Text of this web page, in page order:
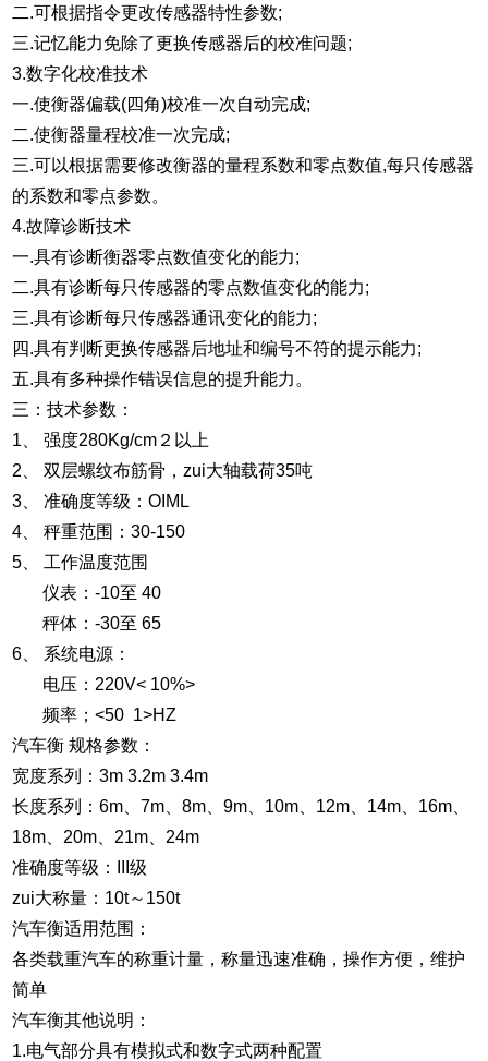
二.可根据指令更改传感器特性参数;
三.记忆能力免除了更换传感器后的校准问题;
3.数字化校准技术
一.使衡器偏载(四角)校准一次自动完成;
二.使衡器量程校准一次完成;
三.可以根据需要修改衡器的量程系数和零点数值,每只传感器
的系数和零点参数。
4.故障诊断技术
一.具有诊断衡器零点数值变化的能力;
二.具有诊断每只传感器的零点数值变化的能力;
三.具有诊断每只传感器通讯变化的能力;
四.具有判断更换传感器后地址和编号不符的提示能力;
五.具有多种操作错误信息的提升能力。
三：技术参数：
1、 强度280Kg/cm２以上
2、 双层螺纹布筋骨，zui大轴载荷35吨
3、 准确度等级：OIML
4、 秤重范围：30-150
5、 工作温度范围
仪表：-10至 40
秤体：-30至 65
6、 系统电源：
电压：220V< 10%>
频率；<50 1>HZ
汽车衡 规格参数：
宽度系列：3m 3.2m 3.4m
长度系列：6m、7m、8m、9m、10m、12m、14m、16m、
18m、20m、21m、24m
准确度等级：III级
zui大称量：10t～150t
汽车衡适用范围：
各类载重汽车的称重计量，称量迅速准确，操作方便，维护
简单
汽车衡其他说明：
1.电气部分具有模拟式和数字式两种配置